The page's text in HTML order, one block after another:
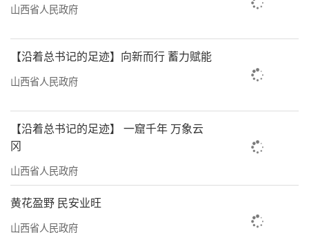
施改造升级，对尚未规范配置污水处理设施以
及现有处理设施能力不足的，推动设施建设改
造；对存在错搭乱接、漏损等问题的污水收集
管网进行整治修复。
此外，我省还将依法建立健全医疗机构污
水处理设施运行台账制度，将污水处理设施维
护纳入医疗机构日常管理，推动医疗机构依法
依规安装使用自动监测设备并联网，确保医疗
污水有效收集处理，规范消毒，防止病毒通过
污水传播扩散。
山西省人民政府
【沿着总书记的足迹】向新而行 蓄力赋能
山西省人民政府
【沿着总书记的足迹】 一窟千年 万象云
冈
山西省人民政府
黄花盈野 民安业旺
山西省人民政府